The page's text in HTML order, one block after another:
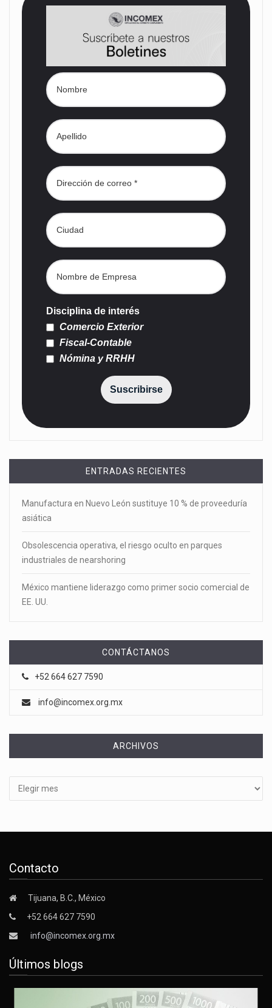
Disciplina de interés
Comercio Exterior
Fiscal-Contable
Nómina y RRHH
Suscribirse
ENTRADAS RECIENTES
Manufactura en Nuevo León sustituye 10 % de proveeduría
asiática
Obsolescencia operativa, el riesgo oculto en parques
industriales de nearshoring
México mantiene liderazgo como primer socio comercial de
EE. UU.
CONTÁCTANOS
+52 664 627 7590
info@incomex.org.mx
ARCHIVOS
Contacto
Tijuana, B.C., México
+52 664 627 7590
info@incomex.org.mx
Últimos blogs